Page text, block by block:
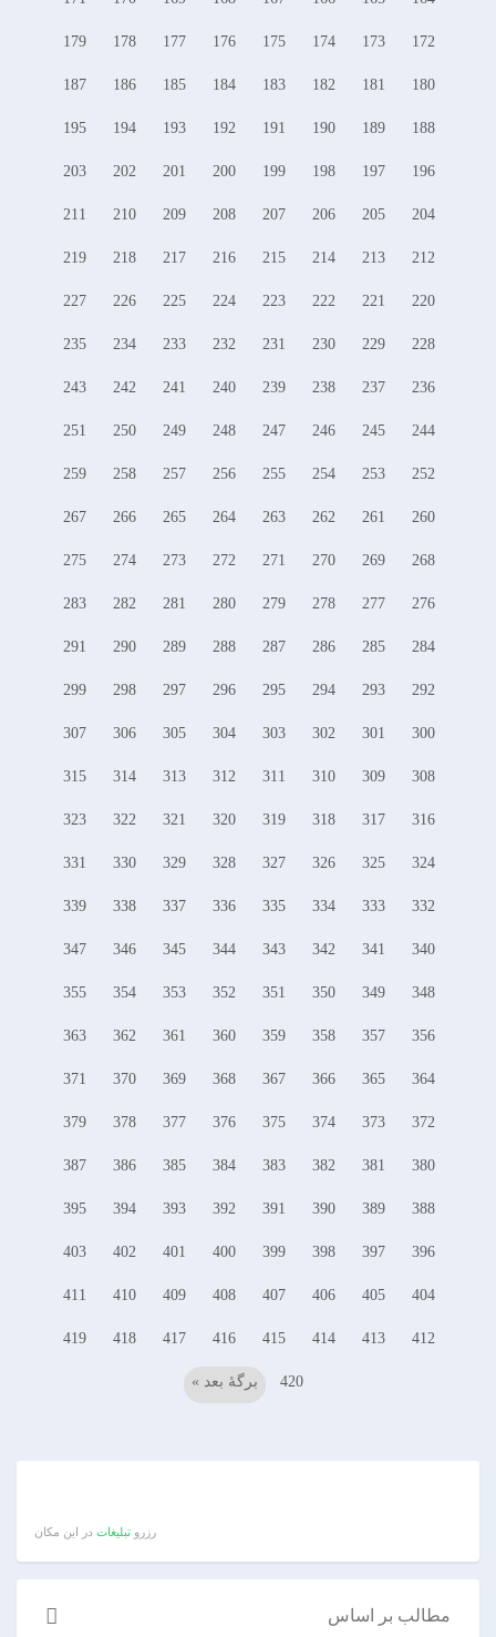
172
173
174
175
176
177
178
179
180
181
182
183
184
185
186
187
188
189
190
191
192
193
194
195
196
197
198
199
200
201
202
203
204
205
206
207
208
209
210
211
212
213
214
215
216
217
218
219
220
221
222
223
224
225
226
227
228
229
230
231
232
233
234
235
236
237
238
239
240
241
242
243
244
245
246
247
248
249
250
251
252
253
254
255
256
257
258
259
260
261
262
263
264
265
266
267
268
269
270
271
272
273
274
275
276
277
278
279
280
281
282
283
284
285
286
287
288
289
290
291
292
293
294
295
296
297
298
299
300
301
302
303
304
305
306
307
308
309
310
311
312
313
314
315
316
317
318
319
320
321
322
323
324
325
326
327
328
329
330
331
332
333
334
335
336
337
338
339
340
341
342
343
344
345
346
347
348
349
350
351
352
353
354
355
356
357
358
359
360
361
362
363
364
365
366
367
368
369
370
371
372
373
374
375
376
377
378
379
380
381
382
383
384
385
386
387
388
389
390
391
392
393
394
395
396
397
398
399
400
401
402
403
404
405
406
407
408
409
410
411
412
413
414
415
416
417
418
419
420 برگهٔ بعد »
رزرو تبلیغات در این مکان
مطالب بر اساس